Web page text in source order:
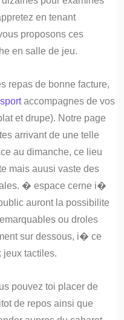
en tenant
proposons ces
en salle de jeu.
repas de bonne facture,
accompagnes de vos
et drupe). Notre page
arrivant de une telle
au dimanche, ce lieu
mais auusi vaste des
� espace cerne i�
auront la possibilite
ou droles
sur dessous, i� ce
jeux tactiles.
pouvez toi placer de
de repos ainsi que